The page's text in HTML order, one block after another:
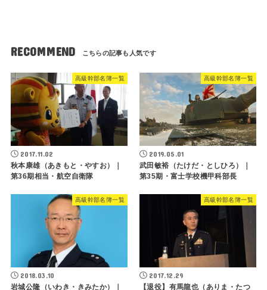
RECOMMEND
高級幹部名簿一覧
2017.11.02
秋本康雄（あきもと・やすお）｜
第36期相当・航空自衛隊
高級幹部名簿一覧
2019.05.01
武田敏裕（たけだ・としひろ）｜
第35期・富士学校機甲科部長
高級幹部名簿一覧
2018.03.10
岩城公隆（いわき・きみたか）｜
高級幹部名簿一覧
2017.12.29
【退役】有馬龍也（ありま・たつ